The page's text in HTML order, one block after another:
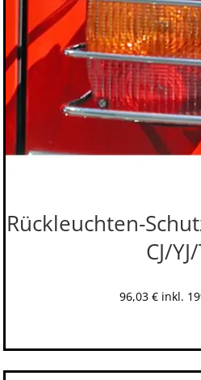
Rückleuchten-
CJ/
96,03 € inkl.